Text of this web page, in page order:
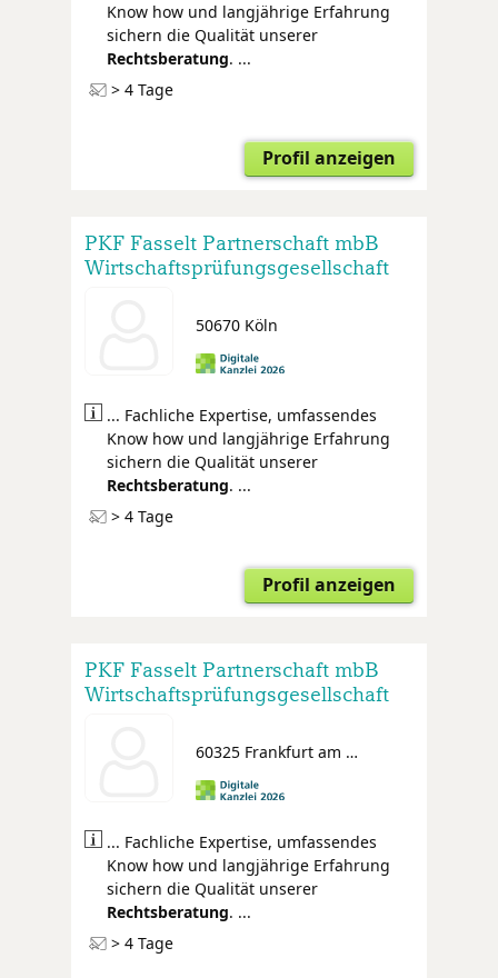
Know how und langjährige Erfahrung
sichern die Qualität unserer
Rechtsberatung. ...
> 4 Tage
Profil anzeigen
PKF Fasselt Partnerschaft mbB
Wirtschaftsprüfungsgesellschaft
Rechtsanwälte50670 Köln
... Fachliche Expertise, umfassendes
Know how und langjährige Erfahrung
sichern die Qualität unserer
Rechtsberatung. ...
> 4 Tage
Profil anzeigen
PKF Fasselt Partnerschaft mbB
Wirtschaftsprüfungsgesellschaft
Rechtsanwälte
60325 Frankfurt am Main
... Fachliche Expertise, umfassendes
Know how und langjährige Erfahrung
sichern die Qualität unserer
Rechtsberatung. ...
> 4 Tage